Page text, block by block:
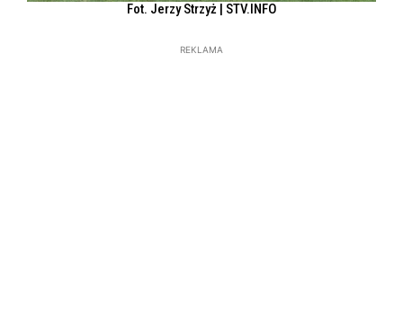
Fot. Jerzy Strzyż | STV.INFO
REKLAMA